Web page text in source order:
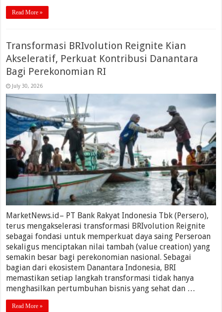
Read More »
Transformasi BRIvolution Reignite Kian
Akseleratif, Perkuat Kontribusi Danantara
Bagi Perekonomian RI
July 30, 2026
MarketNews.id– PT Bank Rakyat Indonesia Tbk (Persero),
terus mengakselerasi transformasi BRIvolution Reignite
sebagai fondasi untuk memperkuat daya saing Perseroan
sekaligus menciptakan nilai tambah (value creation) yang
semakin besar bagi perekonomian nasional. Sebagai
bagian dari ekosistem Danantara Indonesia, BRI
memastikan setiap langkah transformasi tidak hanya
menghasilkan pertumbuhan bisnis yang sehat dan …
Read More »